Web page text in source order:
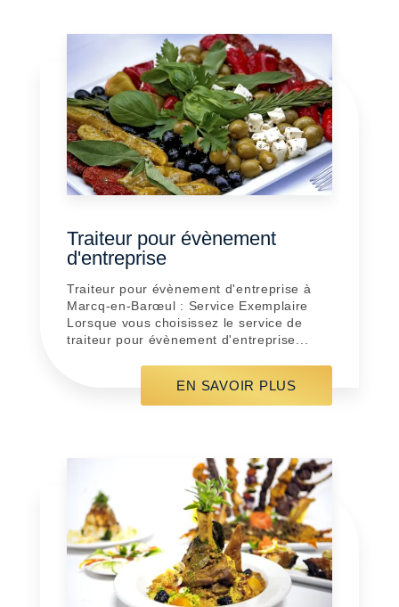
Traiteur pour évènement
d'entreprise
Traiteur pour évènement d'entreprise à
Marcq-en-Barœul : Service Exemplaire
Lorsque vous choisissez le service de
traiteur pour évènement d'entreprise...
EN SAVOIR PLUS